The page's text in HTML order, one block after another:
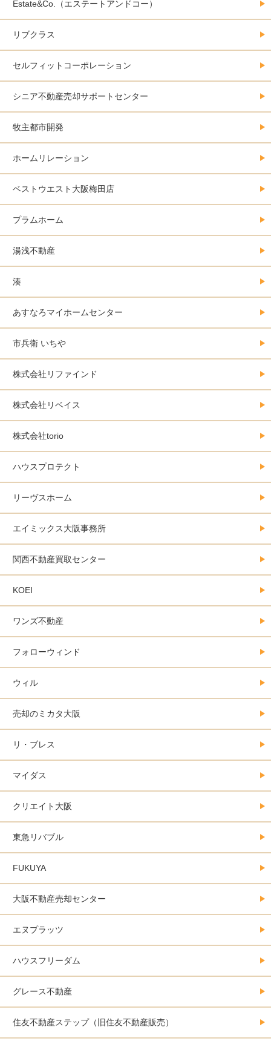
Estate&Co.（エステートアンドコー）
リブクラス
セルフィットコーポレーション
シニア不動産売却サポートセンター
牧主都市開発
ホームリレーション
ベストウエスト大阪梅田店
プラムホーム
湯浅不動産
湊
あすなろマイホームセンター
市兵衛 いちや
株式会社リファインド
株式会社リベイス
株式会社torio
ハウスプロテクト
リーヴスホーム
エイミックス大阪事務所
関西不動産買取センター
KOEI
ワンズ不動産
フォローウィンド
ウィル
売却のミカタ大阪
リ・ブレス
マイダス
クリエイト大阪
東急リバブル
FUKUYA
大阪不動産売却センター
エヌプラッツ
ハウスフリーダム
グレース不動産
住友不動産ステップ（旧住友不動産販売）